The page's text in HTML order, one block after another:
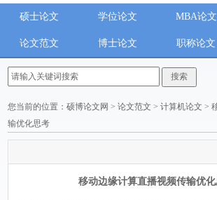
硕士论文 学位论文 MBA论文
论文范文 博士论文 职称论文
您当前的位置：硕博论文网 >论文范文 >计算机论文 >
输优化思考
移动边缘计算直播视频传输优